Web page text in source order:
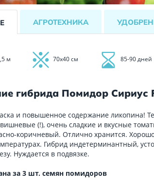
АГРОТЕХНИКА
м 70х40 см 85-90 дней
гибрида Помидор Сириус
и повышенное содержание ликопина!
(!), очень сладкие и вкусные
коричневый. Отлично хранится.
Гибрид индетерминантный,
Нуждается в подвязке.
за 3 шт. семян помидоров